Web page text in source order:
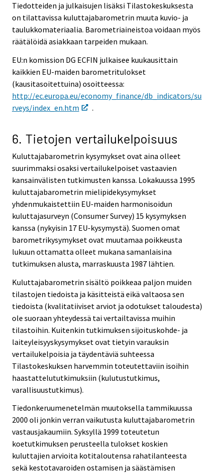
Tiedotteiden ja julkaisujen lisäksi Tilastokeskuksesta
on tilattavissa kuluttajabarometrin muuta kuvio- ja
taulukkomateriaalia. Barometriaineistoa voidaan myös
räätälöidä asiakkaan tarpeiden mukaan.
EU:n komission DG ECFIN julkaisee kuukausittain
kaikkien EU-maiden barometritulokset
(kausitasoitettuina) osoitteessa:
http://ec.europa.eu/economy_finance/db_indicators/su
rveys/index_en.htm
.
6. Tietojen vertailukelpoisuus
Kuluttajabarometrin kysymykset ovat aina olleet
suurimmaksi osaksi vertailukelpoiset vastaavien
kansainvälisten tutkimusten kanssa. Lokakuussa 1995
kuluttajabarometrin mielipidekysymykset
yhdenmukaistettiin EU-maiden harmonisoidun
kuluttajasurveyn (Consumer Survey) 15 kysymyksen
kanssa (nykyisin 17 EU-kysymystä). Suomen omat
barometrikysymykset ovat muutamaa poikkeusta
lukuun ottamatta olleet mukana samanlaisina
tutkimuksen alusta, marraskuusta 1987 lähtien.
Kuluttajabarometrin sisältö poikkeaa paljon muiden
tilastojen tiedoista ja käsitteistä eikä valtaosa sen
tiedoista (kvalitatiiviset arviot ja odotukset taloudesta)
ole suoraan yhteydessä tai vertailtavissa muihin
tilastoihin. Kuitenkin tutkimuksen sijoituskohde- ja
laiteyleisyyskysymykset ovat tietyin varauksin
vertailukelpoisia ja täydentäviä suhteessa
Tilastokeskuksen harvemmin toteutettaviin isoihin
haastattelututkimuksiin (kulutustutkimus,
varallisuustutkimus).
Tiedonkeruumenetelmän muutoksella tammikuussa
2000 oli jonkin verran vaikutusta kuluttajabarometrin
vastausjakaumiin. Syksyllä 1999 toteutetun
koetutkimuksen perusteella tulokset koskien
kuluttajien arvioita kotitaloutensa rahatilanteesta
sekä kestotavaroiden ostamisen ja säästämisen